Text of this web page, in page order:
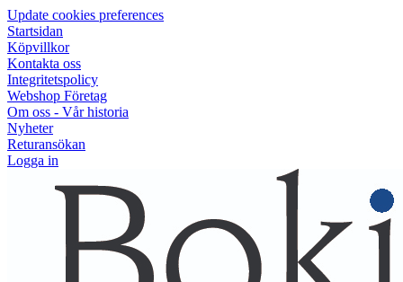
Update cookies preferences
Startsidan
Köpvillkor
Kontakta oss
Integritetspolicy
Webshop Företag
Om oss - Vår historia
Nyheter
Returansökan
Logga in